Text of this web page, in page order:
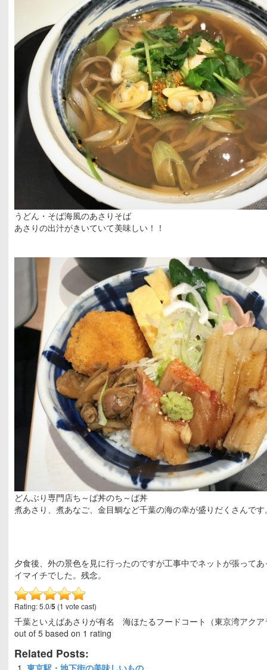
うどん・そば海風のあさりそば
あさりの出汁がきいていて美味しい！！
どんぶり専門店ち～ば丼のち～ば丼
煮あさり、煮あなご、金目鯛など千葉の海の幸が盛りだくさんです
夕食後、外の景色を見に行ったのですが工事中でネットが張って
イマイチでした。残念。
Rating: 5.0/5 (1 vote cast)
千葉といえばあさりが有名 海ほたるフードコート（東京湾アクア
out of5 based on 1 rating
Related Posts: